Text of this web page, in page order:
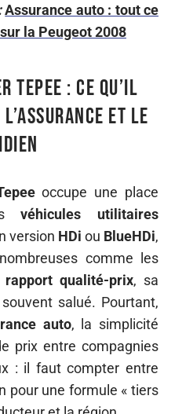
Assurance auto : tout ce
la Peugeot 2008
Tepee : ce qu’il
et le
occupe une place
véhicules utilitaires
version HDi ou BlueHDi,
comme les
rapport qualité-prix, sa
salué. Pourtant,
auto, la simplicité
prix entre compagnies
: il faut compter entre
pour une formule « tiers